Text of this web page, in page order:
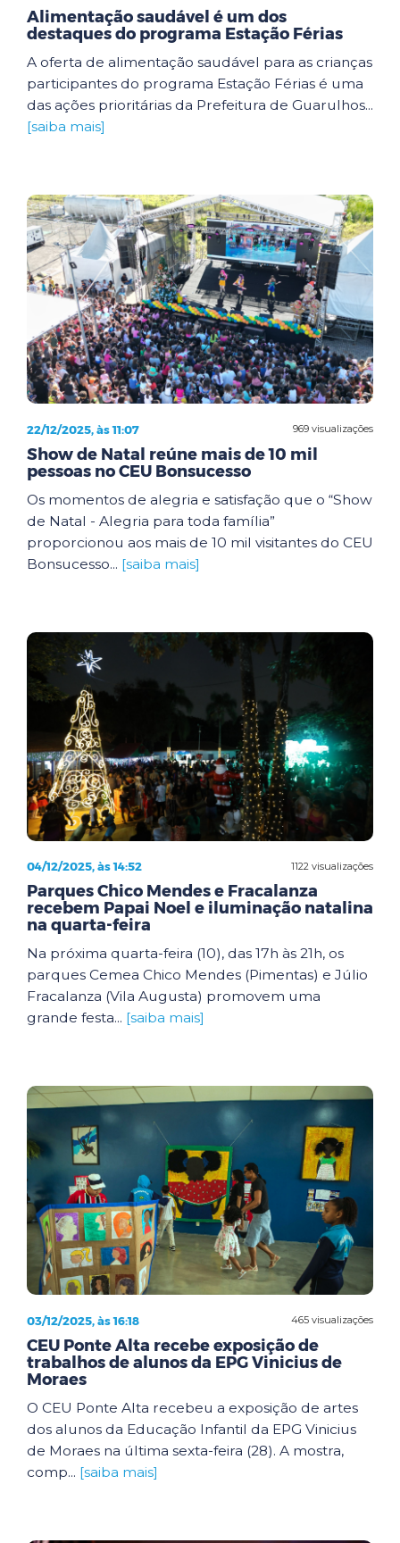
Alimentação saudável é um dos
destaques do programa Estação Férias
A oferta de alimentação saudável para as crianças
participantes do programa Estação Férias é uma
das ações prioritárias da Prefeitura de Guarulhos...
[saiba mais]
969 visualizações
22/12/2025, às 11:07
Show de Natal reúne mais de 10 mil
pessoas no CEU Bonsucesso
Os momentos de alegria e satisfação que o “Show
de Natal - Alegria para toda família”
proporcionou aos mais de 10 mil visitantes do CEU
Bonsucesso... [saiba mais]
1122 visualizações
04/12/2025, às 14:52
Parques Chico Mendes e Fracalanza
recebem Papai Noel e iluminação natalina
na quarta-feira
Na próxima quarta-feira (10), das 17h às 21h, os
parques Cemea Chico Mendes (Pimentas) e Júlio
Fracalanza (Vila Augusta) promovem uma
grande festa... [saiba mais]
465 visualizações
03/12/2025, às 16:18
CEU Ponte Alta recebe exposição de
trabalhos de alunos da EPG Vinicius de
Moraes
O CEU Ponte Alta recebeu a exposição de artes
dos alunos da Educação Infantil da EPG Vinicius
de Moraes na última sexta-feira (28). A mostra,
comp... [saiba mais]